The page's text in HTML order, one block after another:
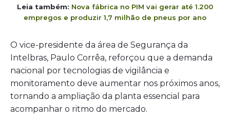
Leia também: Nova fábrica no PIM vai gerar até 1.200
empregos e produzir 1,7 milhão de pneus por ano
O vice-presidente da área de Segurança da
Intelbras, Paulo Corrêa, reforçou que a demanda
nacional por tecnologias de vigilância e
monitoramento deve aumentar nos próximos anos,
tornando a ampliação da planta essencial para
acompanhar o ritmo do mercado.